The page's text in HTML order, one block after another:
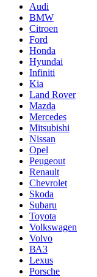
Audi
BMW
Citroen
Ford
Honda
Hyundai
Infiniti
Kia
Land Rover
Mazda
Mercedes
Mitsubishi
Nissan
Opel
Peugeout
Renault
Chevrolet
Skoda
Subaru
Toyota
Volkswagen
Volvo
ВАЗ
Lexus
Porsche